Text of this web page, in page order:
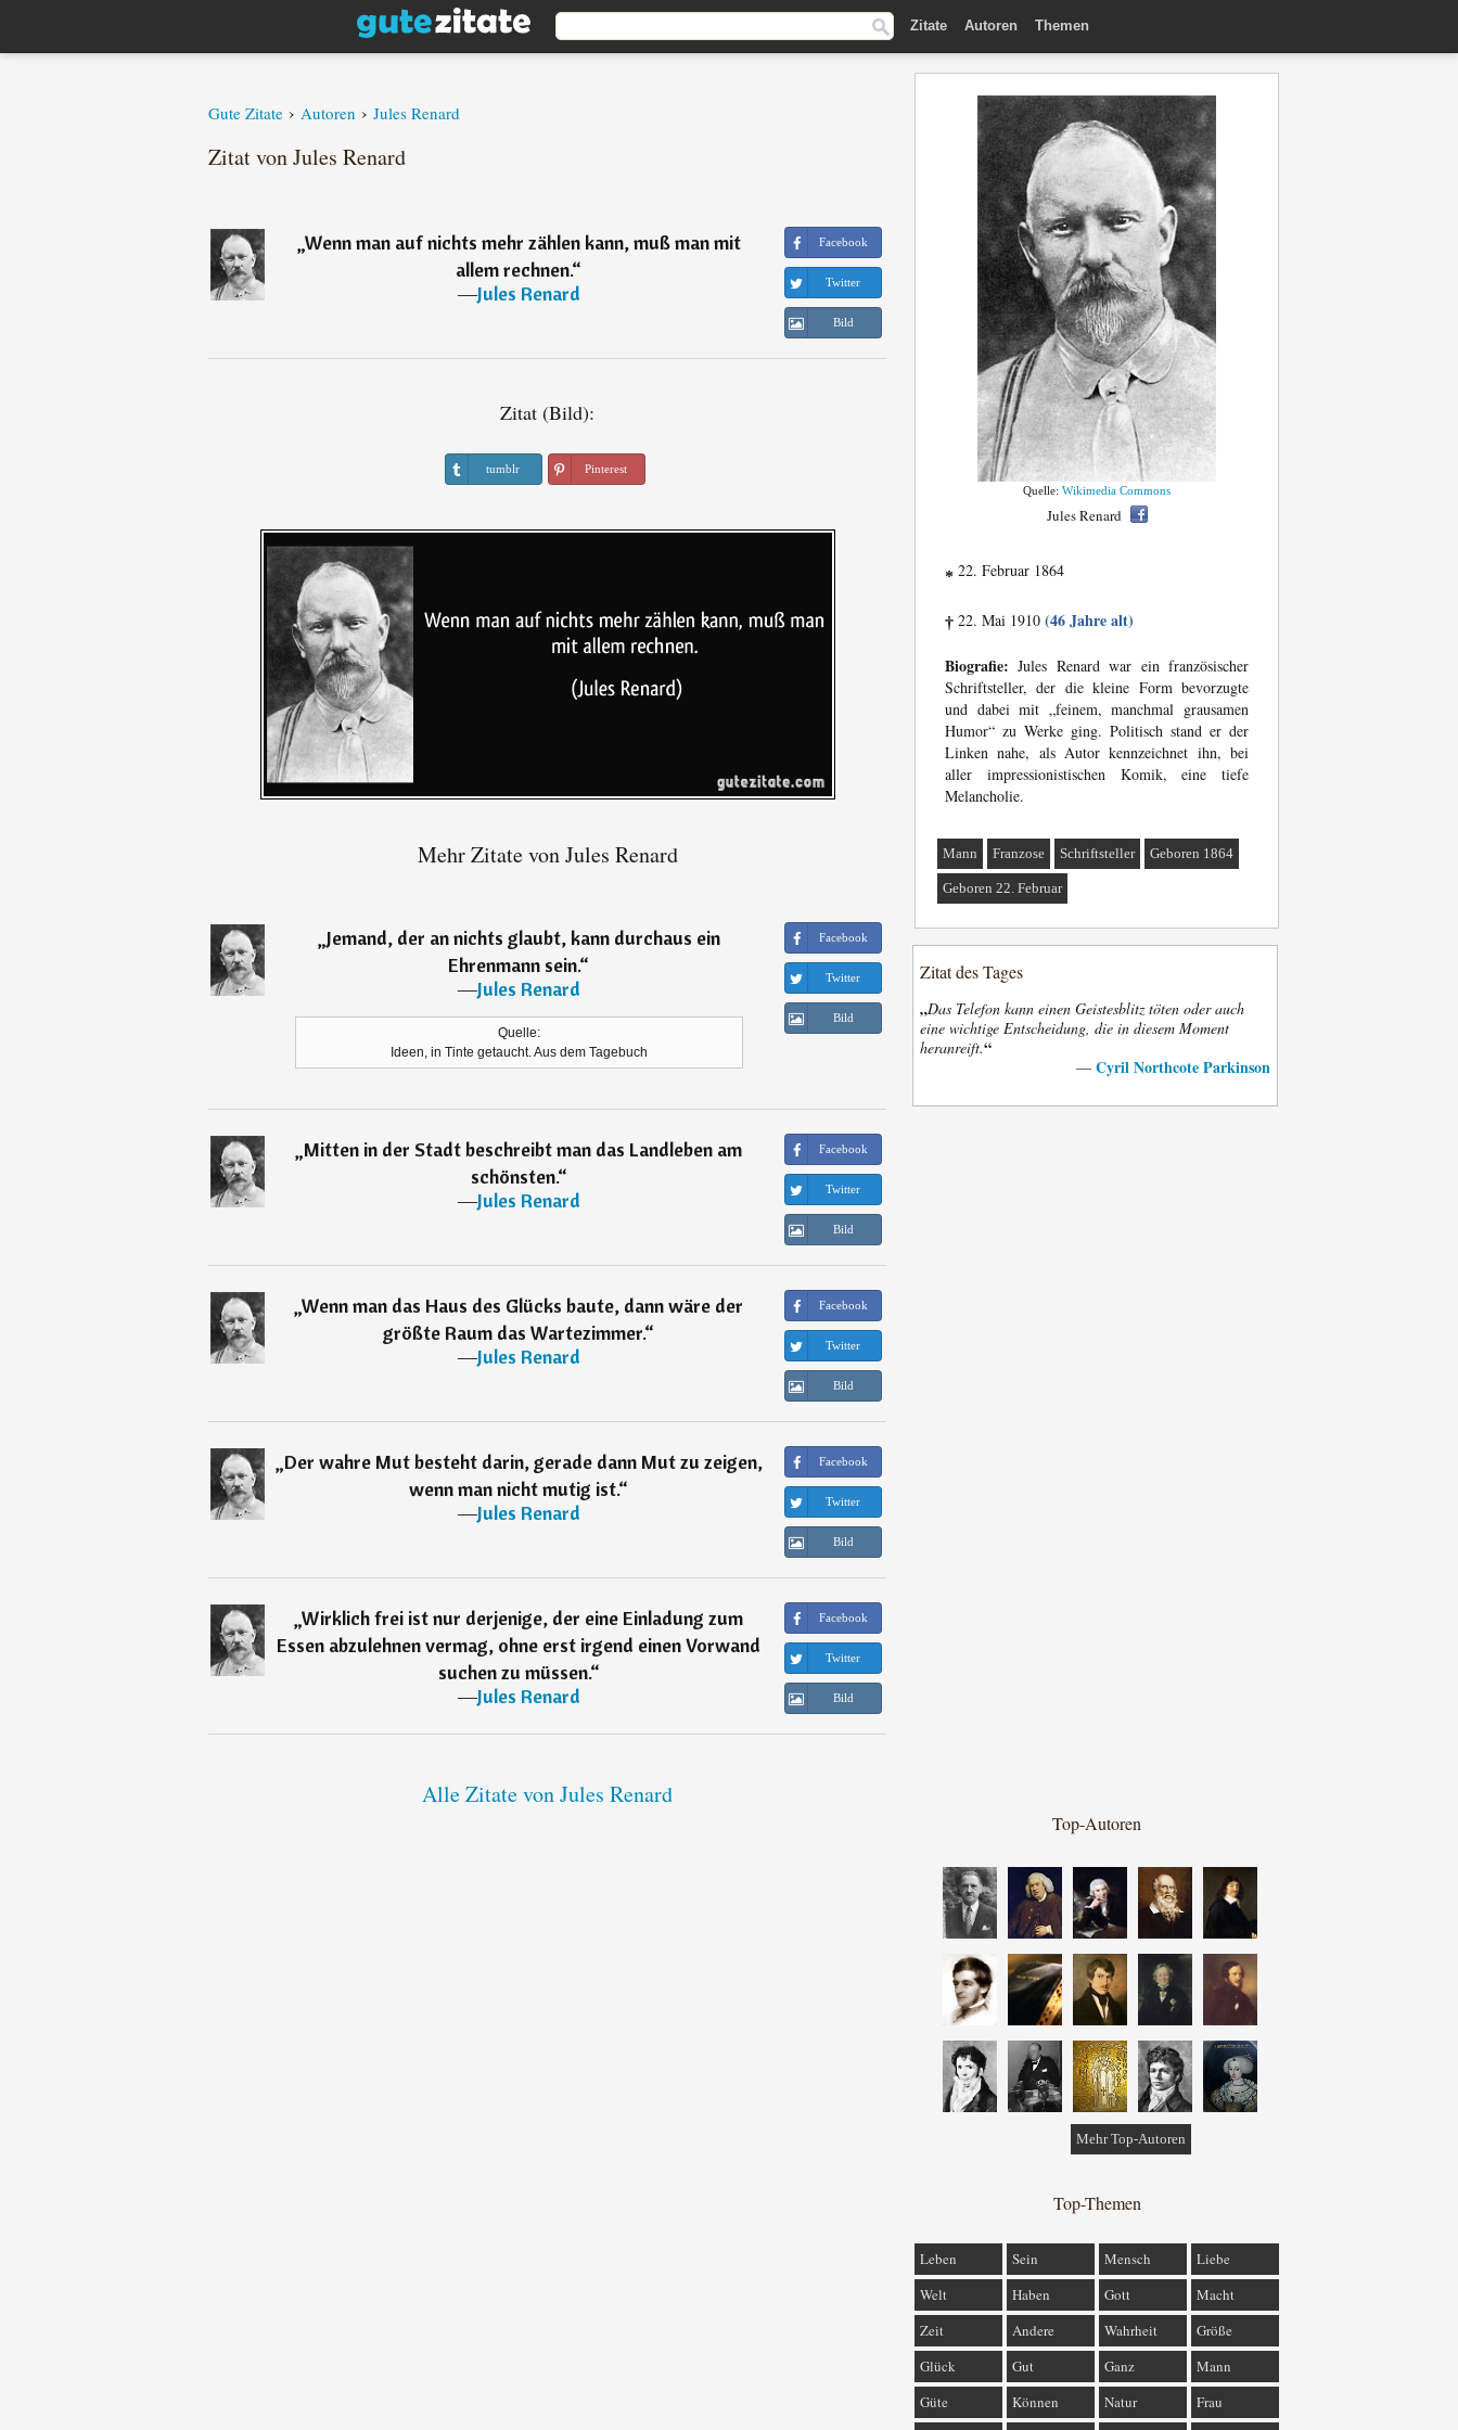
Zitate Autoren Themen
Gute Zitate › Autoren › Jules Renard
Zitat von Jules Renard
„Wenn man auf nichts mehr zählen kann, muß man mit
allem rechnen.“
―Jules Renard
Facebook
Twitter
Bild
Zitat (Bild):
tumblr Pinterest
Mehr Zitate von Jules Renard
„Jemand, der an nichts glaubt, kann durchaus ein
Ehrenmann sein.“
―Jules Renard
Quelle:
Ideen, in Tinte getaucht. Aus dem Tagebuch
Facebook
Twitter
Bild
„Mitten in der Stadt beschreibt man das Landleben am
schönsten.“
―Jules Renard
Facebook
Twitter
Bild
„Wenn man das Haus des Glücks baute, dann wäre der
größte Raum das Wartezimmer.“
―Jules Renard
Facebook
Twitter
Bild
„Der wahre Mut besteht darin, gerade dann Mut zu zeigen,
wenn man nicht mutig ist.“
―Jules Renard
Facebook
Twitter
Bild
„Wirklich frei ist nur derjenige, der eine Einladung zum
Essen abzulehnen vermag, ohne erst irgend einen Vorwand
suchen zu müssen.“
―Jules Renard
Facebook
Twitter
Bild
Alle Zitate von Jules Renard
Quelle: Wikimedia Commons
Jules Renard
* 22. Februar 1864
† 22. Mai 1910 (46 Jahre alt)
Biografie: Jules Renard war ein französischer
Schriftsteller, der die kleine Form bevorzugte
und dabei mit „feinem, manchmal grausamen
Humor“ zu Werke ging. Politisch stand er der
Linken nahe, als Autor kennzeichnet ihn, bei
aller impressionistischen Komik, eine tiefe
Melancholie.
Mann Franzose Schriftsteller Geboren 1864
Geboren 22. Februar
Zitat des Tages
„Das Telefon kann einen Geistesblitz töten oder auch
eine wichtige Entscheidung, die in diesem Moment
heranreift.“
— Cyril Northcote Parkinson
Top-Autoren
Mehr Top-Autoren
Top-Themen
Leben Sein Mensch
Liebe
Welt
Haben Gott
Macht
Zeit
Andere Wahrheit
Größe
Glück
Gut Ganz
Mann
Güte
Können Natur
Frau